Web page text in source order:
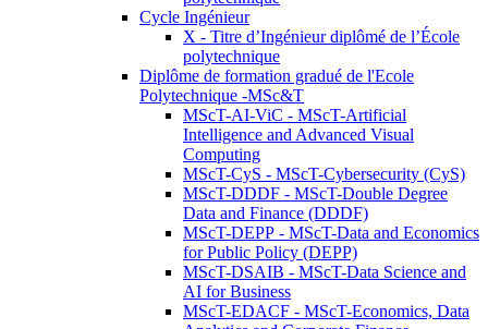
Cycle Ingénieur
X - Titre d’Ingénieur diplômé de l’École
polytechnique
Diplôme de formation gradué de l'Ecole
Polytechnique -MSc&T
MScT-AI-ViC - MScT-Artificial
Intelligence and Advanced Visual
Computing
MScT-CyS - MScT-Cybersecurity (CyS)
MScT-DDDF - MScT-Double Degree
Data and Finance (DDDF)
MScT-DEPP - MScT-Data and Economics
for Public Policy (DEPP)
MScT-DSAIB - MScT-Data Science and
AI for Business
MScT-EDACF - MScT-Economics, Data